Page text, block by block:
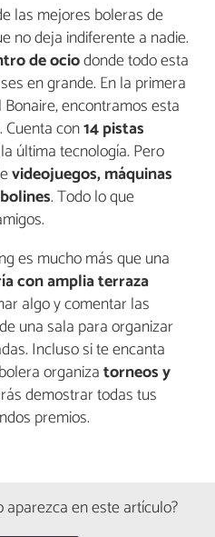
las mejores boleras de
no deja indiferente a nadie.
de ociodonde todo esta
en grande. En la primera
encontramos esta
con14 pistas
última tecnología. Pero
videojuegos, máquinas
. Todo lo que
es mucho más que una
con amplia terraza
algo y comentar las
una sala para organizar
Incluso si te encanta
organizatorneos y
demostrar todas tus
premios.
en este artículo?